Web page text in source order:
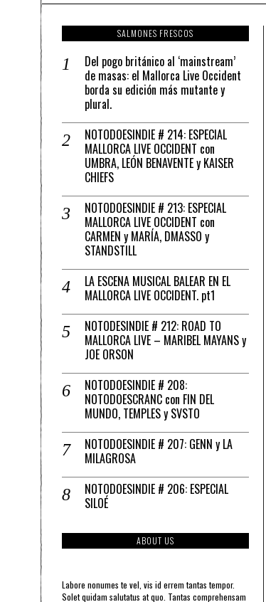
SALMONES FRESCOS
Del pogo británico al ‘mainstream’
de masas: el Mallorca Live Occident
borda su edición más mutante y
plural.
NOTODOESINDIE # 214: ESPECIAL
MALLORCA LIVE OCCIDENT con
UMBRA, LEÓN BENAVENTE y KAISER
CHIEFS
NOTODOESINDIE # 213: ESPECIAL
MALLORCA LIVE OCCIDENT con
CARMEN y MARÍA, DMASSO y
STANDSTILL
LA ESCENA MUSICAL BALEAR EN EL
MALLORCA LIVE OCCIDENT. pt1
NOTODESINDIE # 212: ROAD TO
MALLORCA LIVE – MARIBEL MAYANS y
JOE ORSON
NOTODOESINDIE # 208:
NOTODOESCRANC con FIN DEL
MUNDO, TEMPLES y SVSTO
NOTODOESINDIE # 207: GENN y LA
MILAGROSA
NOTODOESINDIE # 206: ESPECIAL
SILOÉ
ABOUT US
Labore nonumes te vel, vis id errem tantas tempor.
Solet quidam salutatus at quo. Tantas comprehensam